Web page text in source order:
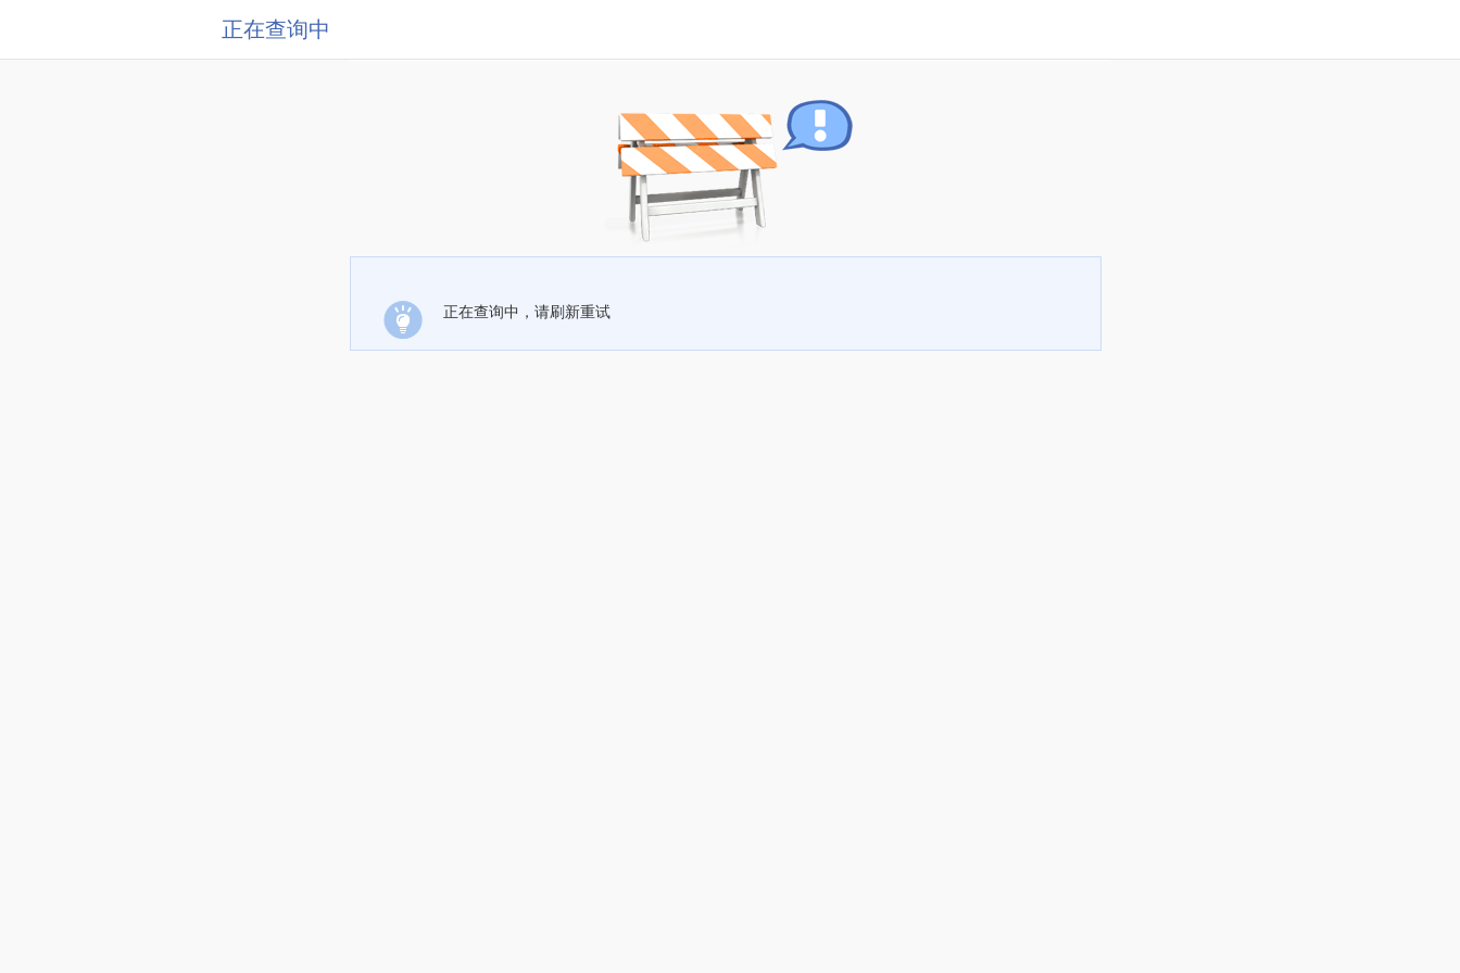
正在查询中
正在查询中，请刷新重试